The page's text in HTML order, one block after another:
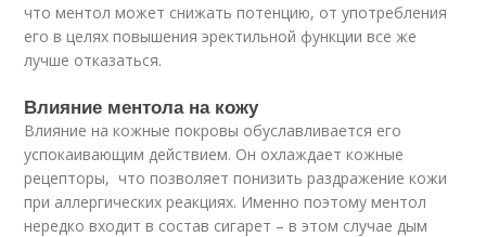
что ментол может снижать потенцию, от употребления
его в целях повышения эректильной функции все же
лучше отказаться.
Влияние ментола на кожу
Влияние на кожные покровы обуславливается его
успокаивающим действием. Он охлаждает кожные
рецепторы, что позволяет понизить раздражение кожи
при аллергических реакциях. Именно поэтому ментол
нередко входит в состав сигарет – в этом случае дым